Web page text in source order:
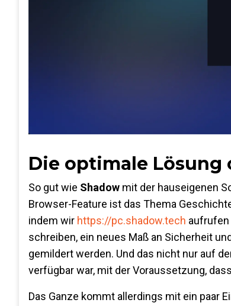
Die optimale Lösung
So gut wie Shadow mit der hauseigenen
Browser-Feature ist das Thema
indem wir https://pc.shadow.tech aufrufen
schreiben, ein neues Maß an Sicherheit
gemildert werden. Und das nicht nur auf
verfügbar war, mit der Voraussetzung,
Das Ganze kommt allerdings mit ein paar